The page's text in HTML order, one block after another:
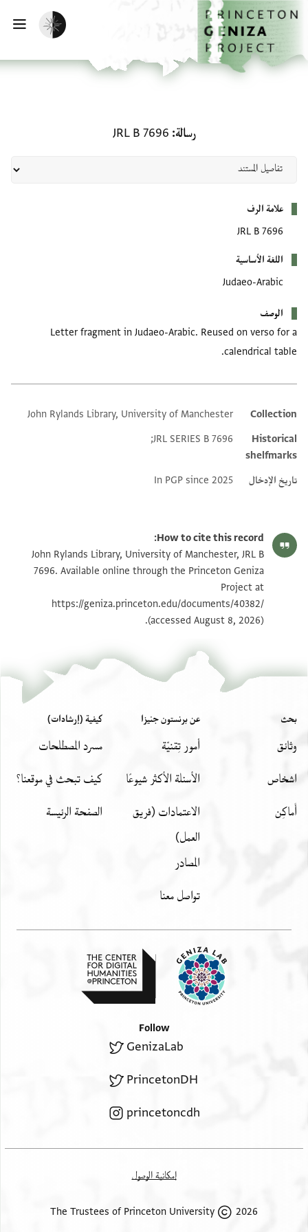
تخطي إلى المحتوى الرئيسي
الصفحة الرئيسية
تفعيل الوضع المظلم
رسالة JRL B 7696
علامة الرف
JRL B 7696
اللغة الأساسية
Judaeo-Arabic
الوصف
Letter fragment in Judaeo-Arabic. Reused on verso for a
calendrical table.
Additional metadata
Collection
John Rylands Library, University of Manchester
Historical
shelfmarks
JRL SERIES B 7696;
تاريخ الإدخال In PGP since 2025
How to cite this record:
John Rylands Library, University of Manchester, JRL B
7696. Available online through the Princeton Geniza
Project at
https://geniza.princeton.edu/documents/40382/
(accessed August 8, 2026).
بحث
وثائق
اشخاص
أَماكِن
عن برنستون جنيزا
أمور تِقنيّة
الأسئلة الأكثر شيوعًا
الاعتمادات (فريق
العمل)
المصادر
تواصل معنا
كيفية (إرشادات)
مسرد المصطلحات
كيف تبحث في موقعنا؟
الصفحة الرئيسة
Follow
GenizaLab
PrincetonDH
princetoncdh
إمكانية الوصول
2026 The Trustees of Princeton University